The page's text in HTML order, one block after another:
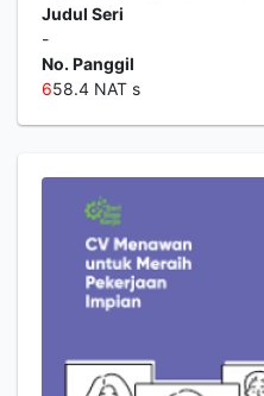
Judul Seri
-
No. Panggil
658.4 NAT s